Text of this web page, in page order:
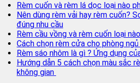
Rèm cuốn và rèm lá dọc loại nào
Nên dùng rèm vải hay rèm cuốn?
đúng nhu cầu
Rèm cầu vồng và rèm cuốn loại
Cách chọn rèm cửa cho phòng
Rèm sáo nhôm là gì ? Ứng dụng
Hướng dẫn 5 cách chọn màu sắc
không gian